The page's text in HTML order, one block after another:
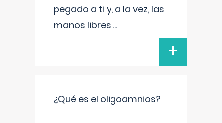
pegado a ti y, a la vez, las
manos libres ...
+
¿Qué es el oligoamnios?